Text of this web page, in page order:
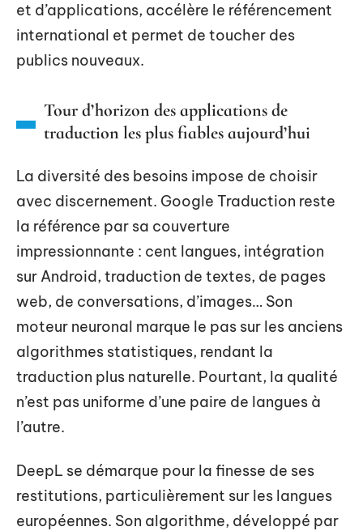
et d’applications, accélère le référencement
international et permet de toucher des
publics nouveaux.
Tour d’horizon des applications de
traduction les plus fiables aujourd’hui
La diversité des besoins impose de choisir
avec discernement. Google Traduction reste
la référence par sa couverture
impressionnante : cent langues, intégration
sur Android, traduction de textes, de pages
web, de conversations, d’images… Son
moteur neuronal marque le pas sur les anciens
algorithmes statistiques, rendant la
traduction plus naturelle. Pourtant, la qualité
n’est pas uniforme d’une paire de langues à
l’autre.
DeepL se démarque pour la finesse de ses
restitutions, particulièrement sur les langues
européennes. Son algorithme, développé par